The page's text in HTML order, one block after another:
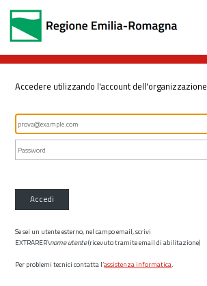
Accedere utilizzando l'account dell'organizzazione
Accedi
Se sei un utente esterno, nel campo email, scrivi
EXTRARER\nome utente(ricevuto tramite email di abilitazione)
Per problemi tecnici contatta l’assistenza informatica.